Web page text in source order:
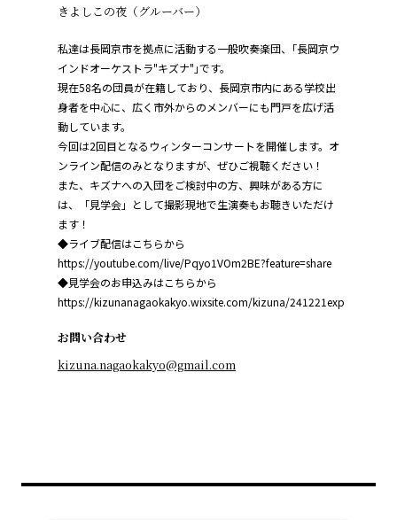
きよしこの夜（グルーバー）
私達は長岡京市を拠点に活動する一般吹奏楽団、｢長岡京ウ
インドオーケストラ"キズナ"｣です。
現在58名の団員が在籍しており、長岡京市内にある学校出
身者を中心に、広く市外からのメンバーにも門戸を広げ活
動しています。
今回は2回目となるウィンターコンサートを開催します。オ
ンライン配信のみとなりますが、ぜひご視聴ください！
また、キズナへの入団をご検討中の方、興味がある方に
は、「見学会」として撮影現地で生演奏もお聴きいただけ
ます！
◆ライブ配信はこちらから
https://youtube.com/live/Pqyo1VOm2BE?feature=share
◆見学会のお申込みはこちらから
https://kizunanagaokakyo.wixsite.com/kizuna/241221exp
お問い合わせ
kizuna.nagaokakyo@gmail.com